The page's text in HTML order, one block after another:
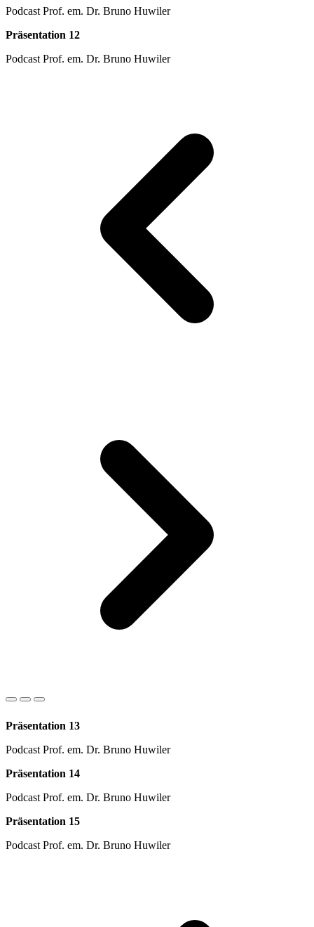
Podcast Prof. em. Dr. Bruno Huwiler
Präsentation 12
Podcast Prof. em. Dr. Bruno Huwiler
Präsentation 13
Podcast Prof. em. Dr. Bruno Huwiler
Präsentation 14
Podcast Prof. em. Dr. Bruno Huwiler
Präsentation 15
Podcast Prof. em. Dr. Bruno Huwiler